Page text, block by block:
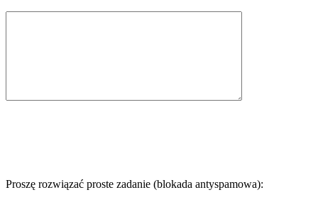
Proszę rozwiązać proste zadanie (blokada antyspamowa):